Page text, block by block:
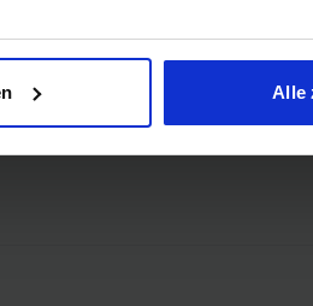
bis auf einige Meter genau sein
werden, und legen Sie Ihre
Funktionen für soziale Medien
Alle
PC mit RTX 5070 Ti!!